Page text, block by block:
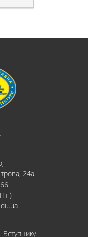
24а.
)
Вступнику